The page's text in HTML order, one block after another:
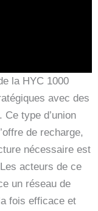
la HYC 1000
avec des
type d’union
de recharge,
nécessaire est
acteurs de ce
un réseau de
fois efficace et